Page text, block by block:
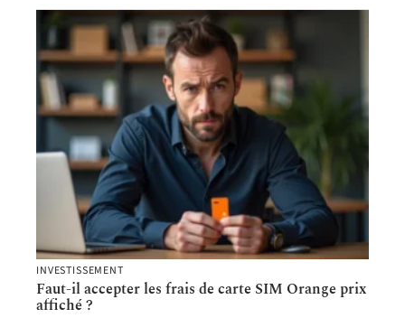
INVESTISSEMENT
Faut-il accepter les frais de carte SIM Orange prix
affiché ?